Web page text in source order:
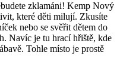
zklamáni! Kemp Nový
které děti milují. Zkusíte
nebo se svěřit dětem do
Navíc je tu hrací hřiště, kde
Tohle místo je prostě